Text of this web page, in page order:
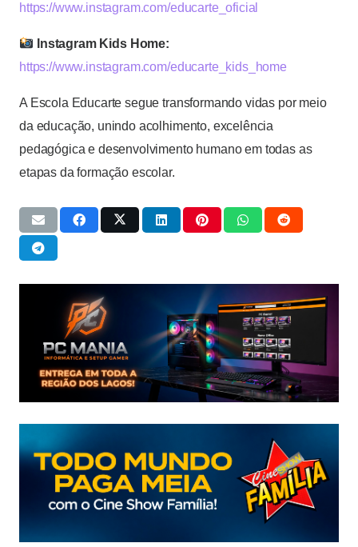
https://www.instagram.com/educarte_oficial
Instagram Kids Home:
https://www.instagram.com/educarte_kids_home
A Escola Educarte segue transformando vidas por meio
da educação, unindo acolhimento, excelência
pedagógica e desenvolvimento humano em todas as
etapas da formação escolar.